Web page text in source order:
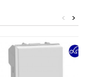
>
<